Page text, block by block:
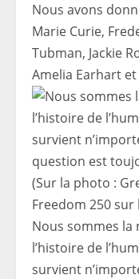
Nous avons
Marie Curie,
Tubman, Jackie
Amelia Earhart
Nous sommes la
l’histoire de
survient